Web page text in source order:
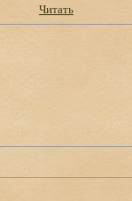
Читать